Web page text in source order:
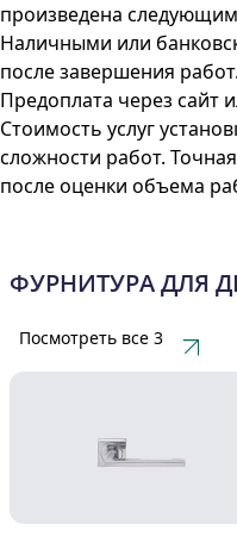
произведена
Наличными или
после завершения работ.
Предоплата через сайт
Стоимость услуг
сложности работ.
после оценки объема
ФУРНИТУРАДЛЯ
Посмотреть все 3